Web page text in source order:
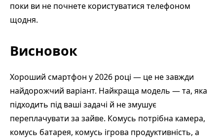
поки ви не почнете користуватися телефоном
щодня.
Висновок
Хороший смартфон у 2026 році — це не завжди
найдорожчий варіант. Найкраща модель — та, яка
підходить під ваші задачі й не змушує
переплачувати за зайве. Комусь потрібна камера,
комусь батарея, комусь ігрова продуктивність, а